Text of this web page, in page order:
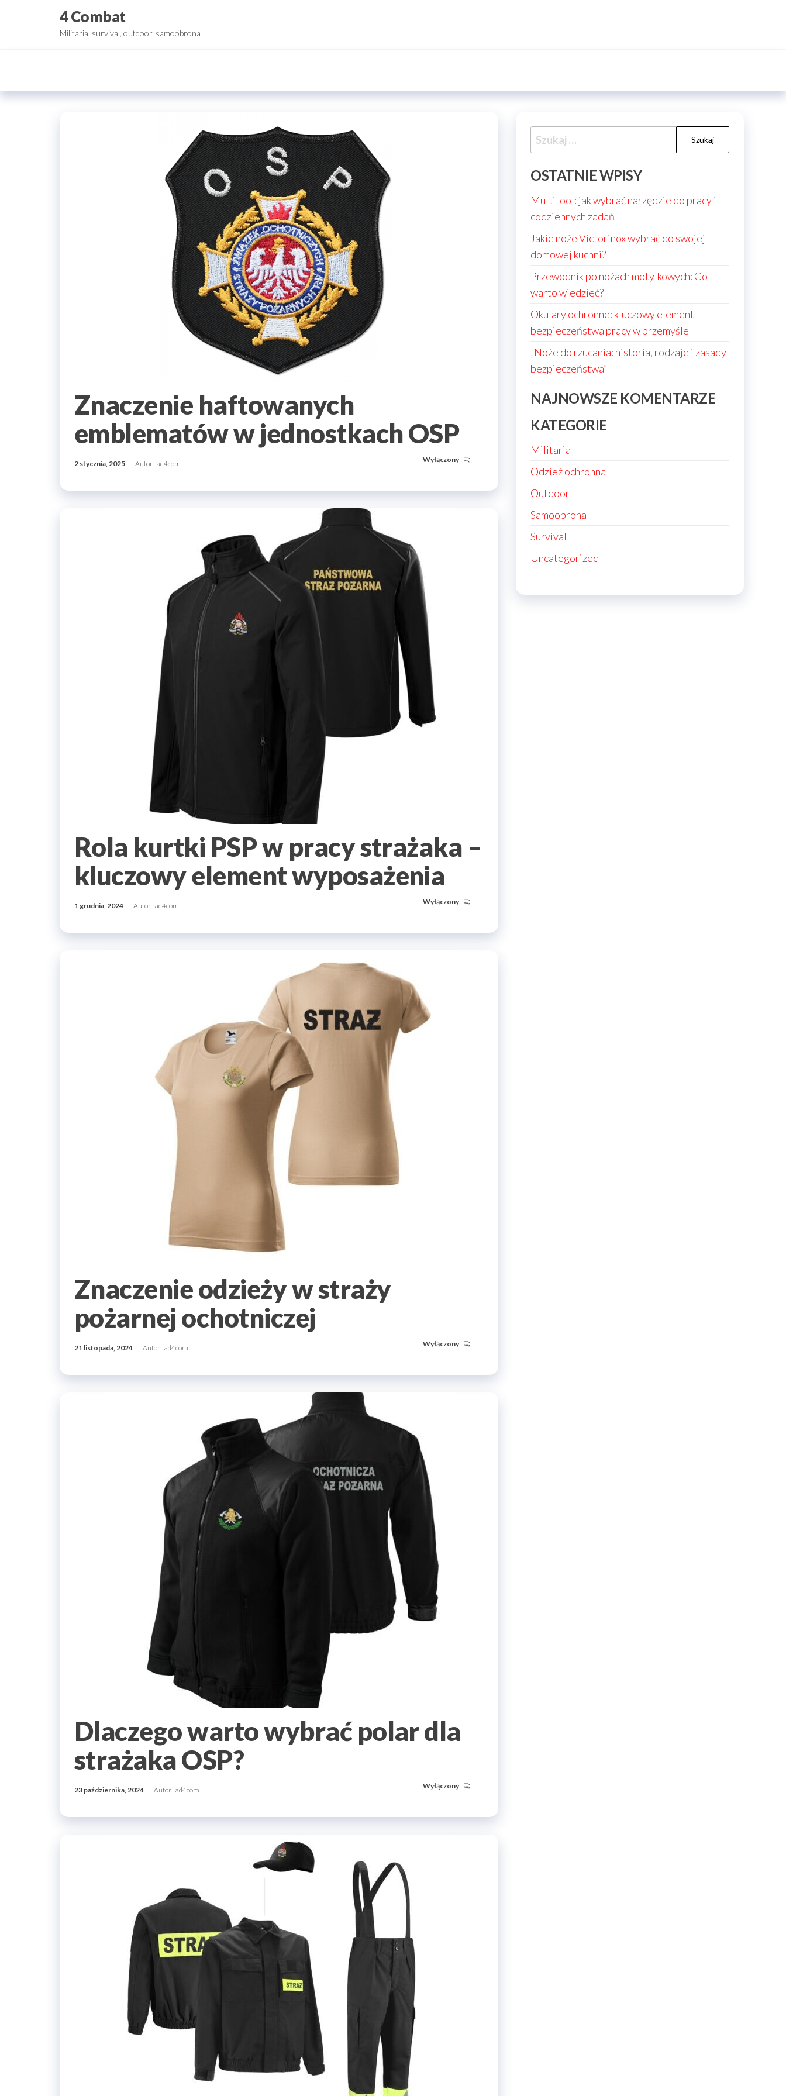
4 Combat
Militaria, survival, outdoor, samoobrona
Znaczenie haftowanych
emblematów w jednostkach OSP
2 stycznia, 2025 Autor ad4com Wyłączony
Rola kurtki PSP w pracy strażaka –
kluczowy element wyposażenia
1 grudnia, 2024 Autor ad4com Wyłączony
Znaczenie odzieży w straży
pożarnej ochotniczej
21 listopada, 2024 Autor ad4com Wyłączony
Dlaczego warto wybrać polar dla
strażaka OSP?
23 października, 2024 Autor ad4com Wyłączony
Szukaj:
OSTATNIE WPISY
Multitool: jak wybrać narzędzie do pracy i
codziennych zadań
Jakie noże Victorinox wybrać do swojej
domowej kuchni?
Przewodnik po nożach motylkowych: Co
warto wiedzieć?
Okulary ochronne: kluczowy element
bezpieczeństwa pracy w przemyśle
„Noże do rzucania: historia, rodzaje i zasady
bezpieczeństwa”
NAJNOWSZE KOMENTARZE
KATEGORIE
Militaria
Odzież ochronna
Outdoor
Samoobrona
Survival
Uncategorized